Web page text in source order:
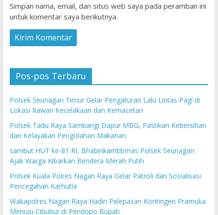
Simpan nama, email, dan situs web saya pada peramban ini
untuk komentar saya berikutnya.
Pos-pos Terbaru
Polsek Seunagan Timur Gelar Pengaturan Lalu Lintas Pagi di
Lokasi Rawan Kecelakaan dan Kemacetan
Polsek Tadu Raya Sambangi Dapur MBG, Pastikan Kebersihan
dan Kelayakan Pengolahan Makanan
sambut HUT ke-81 RI, Bhabinkamtibmas Polsek Seunagan
Ajak Warga Kibarkan Bendera Merah Putih
Polsek Kuala Polres Nagan Raya Gelar Patroli dan Sosialisasi
Pencegahan Karhutla
Wakapolres Nagan Raya Hadiri Pelepasan Kontingen Pramuka
Menuju Cibubur di Pendopo Bupati